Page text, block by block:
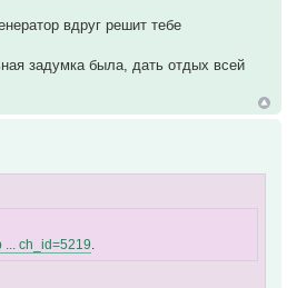
вдруг решит тебе
задумка была, дать отдых всей
... ch_id=5219